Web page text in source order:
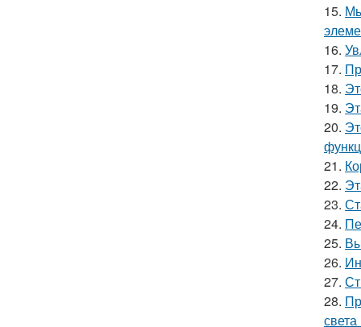
15.
16.
17.
18.
19.
20.
21.
22.
23.
24.
25.
26.
27.
28.